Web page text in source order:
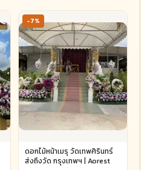
-7%
ดอกไม้หน้าเมรุ วัดเทพศิรินทร์
ส่งถึงวัด กรุงเทพฯ | Aorest